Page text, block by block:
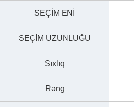
SEÇİM ENİ
SEÇİM UZUNLUĞU
Sıxlıq
Rəng